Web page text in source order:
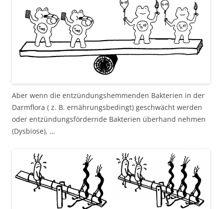
Aber wenn die entzündungshemmenden Bakterien in der
Darmflora ( z. B. ernährungsbedingt) geschwächt werden
oder entzündungsfördernde Bakterien überhand nehmen
(Dysbiose), …